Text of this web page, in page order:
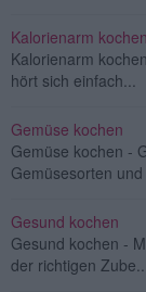
Kalorienarm kochen
Kalorienarm
hört sich einfach...
Gemüse kochen
Gemüse kochen -
Gemüsesorten und
Gesund kochen
Gesund kochen -
der richtigen Zube...